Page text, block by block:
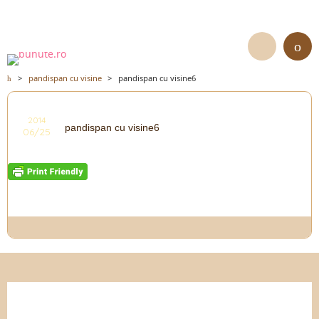
> pandispan cu visine > pandispan cu visine6
2014
06/25 pandispan cu visine6